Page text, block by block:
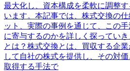
最大化し、資本構成を柔軟に調整
います。本記事では、株式交換の
ット、実際の事例を通じて、この
に寄与するのかを詳しく探ってい
とは？株式交換とは、買収する企
して自社の株式を提供し、その対
取得する手法で